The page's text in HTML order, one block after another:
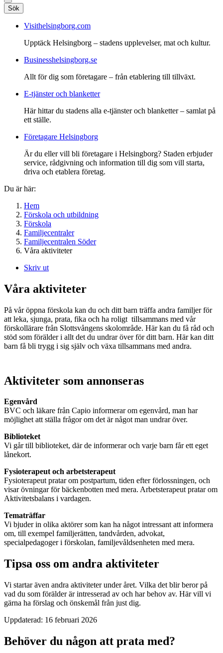
Sök
Visithelsingborg.com
Upptäck Helsingborg – stadens upplevelser, mat och kultur.
Businesshelsingborg.se
Allt för dig som företagare – från etablering till tillväxt.
E-tjänster och blanketter
Här hittar du stadens alla e-tjänster och blanketter – samlat på
ett ställe.
Företagare Helsingborg
Är du eller vill bli företagare i Helsingborg? Staden erbjuder
service, rådgivning och information till dig som vill starta,
driva och etablera företag.
Du är här:
Hem
Förskola och utbildning
Förskola
Familjecentraler
Familjecentralen Söder
Våra aktiviteter
Skriv ut
Våra aktiviteter
På vår öppna förskola kan du och ditt barn träffa andra familjer för
att leka, sjunga, prata, fika och ha roligt tillsammans med vår
förskollärare från Slottsvångens skolområde. Här kan du få råd och
stöd som förälder i allt det du undrar över för ditt barn. Här kan ditt
barn få bli trygg i sig själv och växa tillsammans med andra.
Aktiviteter som annonseras
Egenvård
BVC och läkare från Capio informerar om egenvård, man har
möjlighet att ställa frågor om det är något man undrar över.
Biblioteket
Vi går till biblioteket, där de informerar och varje barn får ett eget
lånekort.
Fysioterapeut och arbetsterapeut
Fysioterapeut pratar om postpartum, tiden efter förlossningen, och
visar övningar för bäckenbotten med mera. Arbetsterapeut pratar om
Aktivitetsbalans i vardagen.
Tematräffar
Vi bjuder in olika aktörer som kan ha något intressant att informera
om, till exempel familjerätten, tandvården, advokat,
specialpedagoger i förskolan, familjevåldsenheten med mera.
Tipsa oss om andra aktiviteter
Vi startar även andra aktiviteter under året. Vilka det blir beror på
vad du som förälder är intresserad av och har behov av. Här vill vi
gärna ha förslag och önskemål från just dig.
Uppdaterad: 16 februari 2026
Behöver du någon att prata med?